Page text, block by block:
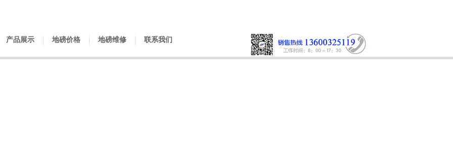
产品展示 地磅价格 地磅维修 联系我们